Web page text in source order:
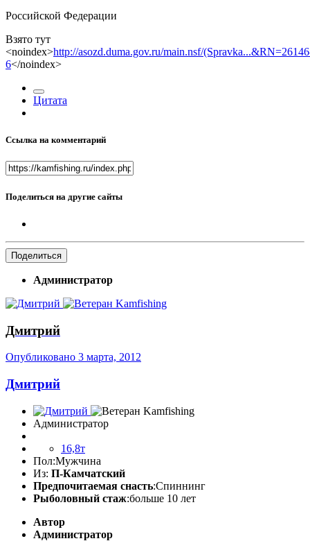
Российской Федерации
Взято тут
<noindex>http://asozd.duma.gov.ru/main.nsf/
6</noindex>
Цитата
Ссылка на комментарий
Поделиться на другие сайты
Поделиться
Администратор
Дмитрий
Опубликовано 3 марта, 2012
Дмитрий
Администратор
16,8т
Пол:Мужчина
Из: П-Камчатский
Предпочитаемая снасть:Спиннинг
Рыболовный стаж:больше 10 лет
Автор
Администратор